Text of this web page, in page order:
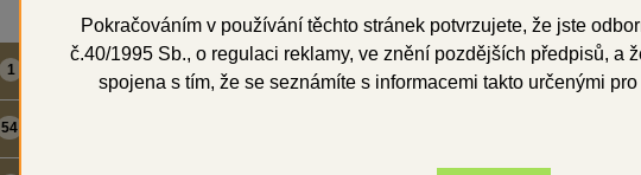
1
54
Domů Vosky a předtvary voskové předtvary korunkové
Pokračováním v používání těchto stránek potvrzujete, že jste
č.40/1995 Sb., o regulaci reklamy, ve znění pozdějších předpisů, a
spojena s tím, že se seznámíte s informacemi takto určenými